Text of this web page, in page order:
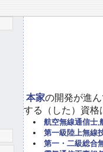
本家の開発が進
する（した）資格
航空無線通信士,
第一級陸上無線
第一・二級総合